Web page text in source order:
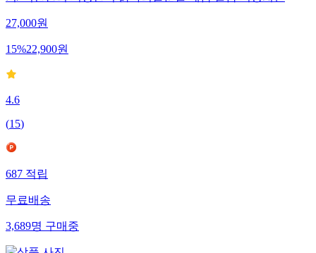
27,000원
15%22,900원
4.6
(15)
687 적립
무료배송
3,689명 구매중